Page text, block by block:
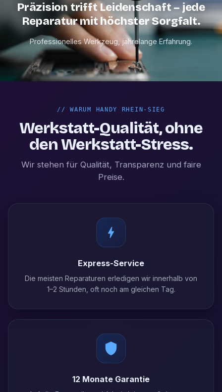
Präzision trifft Leidenschaft – jede
Reparatur mit höchster Sorgfalt.
Professionelles Werkzeug, jahrelange Erfahrung.
//WARUM HANDY RHEIN-SIEG
Werkstatt-Qualität, ohne
den Werkstatt-Stress.
Wir stehen für Qualität, Transparenz und faire
Preise.
Express-Service
Die meisten Reparaturen erledigen wir innerhalb von
1–2 Stunden, oft noch am gleichen Tag.
12 Monate Garantie